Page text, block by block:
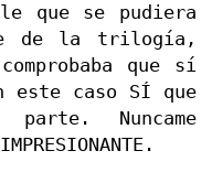
que se pudiera
de la trilogía,
que sí
este caso SÍ que
Nuncame